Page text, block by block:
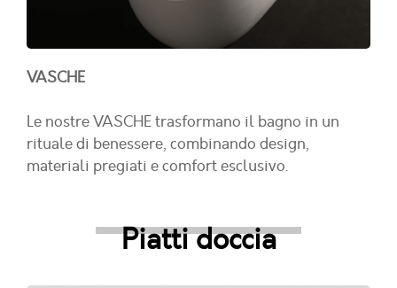
VASCHE
Le nostre VASCHE trasformano il bagno in un
rituale di benessere, combinando design,
materiali pregiati e comfort esclusivo.
Piatti doccia